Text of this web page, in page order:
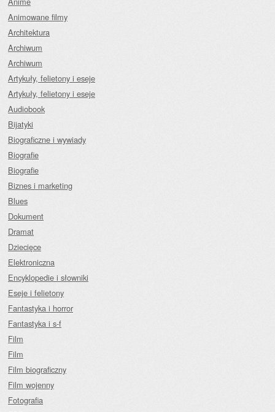
Animowane filmy
Architektura
Archiwum
Archiwum
Artykuły, felietony i eseje
Artykuły, felietony i eseje
Audiobook
Bijatyki
Biograficzne i wywiady
Biografie
Biografie
Biznes i marketing
Blues
Dokument
Dramat
Dziecięce
Elektroniczna
Encyklopedie i słowniki
Eseje i felietony
Fantastyka i horror
Fantastyka i s-f
Film
Film
Film biograficzny
Film wojenny
Fotografia